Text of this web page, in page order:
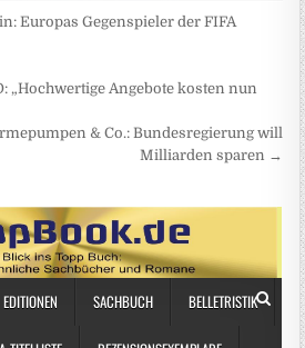
Europas Gegenspieler der FIFA
„Hochwertige Angebote kosten nun
& Co.: Bundesregierung will
Milliarden sparen →